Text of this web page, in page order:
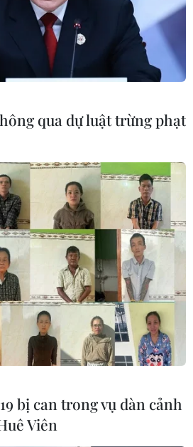
qua dự luật trừng phạt
bị can trong vụ dàn cảnh
Viên